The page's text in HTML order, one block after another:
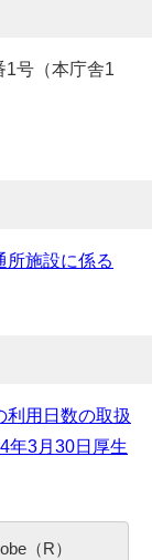
号（本庁舎1
所施設に係る
利用日数の取扱
年3月30日厚生
（R）